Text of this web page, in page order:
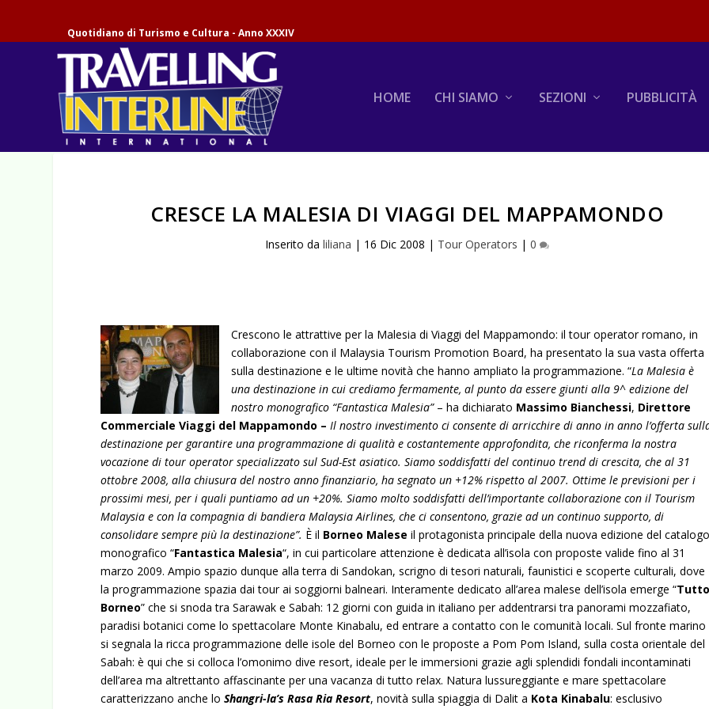
Quotidiano di Turismo e Cultura - Anno XXXIV
HOME CHI SIAMO SEZIONI PUBBLICITÀ
CRESCE LA MALESIA DI VIAGGI DEL MAPPAMONDO
Inserito daliliana | 16 Dic 2008 | Tour Operators |0
Crescono le attrattive per la Malesia di Viaggi del Mappamondo: il tour operator romano, in
collaborazione con il Malaysia Tourism Promotion Board, ha presentato la sua vasta offerta
sulla destinazione e le ultime novità che hanno ampliato la programmazione. “La Malesia è
una destinazione in cui crediamo fermamente, al punto da essere giunti alla 9^ edizione del
nostro monografico “Fantastica Malesia”– ha dichiarato Massimo Bianchessi, Direttore
Commerciale Viaggi del Mappamondo – Il nostro investimento ci consente di arricchire di anno in anno l’offerta
destinazione per garantire una programmazione di qualità e costantemente approfondita, che riconferma la nostra
vocazione di tour operator specializzato sul Sud-Est asiatico. Siamo soddisfatti del continuo trend di crescita, che al 31
ottobre 2008, alla chiusura del nostro anno finanziario, ha segnato un +12% rispetto al 2007. Ottime le previsioni per i
prossimi mesi, per i quali puntiamo ad un +20%. Siamo molto soddisfatti dell’importante collaborazione con il Tourism
Malaysia e con la compagnia di bandiera Malaysia Airlines, che ci consentono, grazie ad un continuo supporto, di
consolidare sempre più la destinazione”. È il Borneo Malese il protagonista principale della nuova edizione del catalogo
monografico “Fantastica Malesia“, in cui particolare attenzione è dedicata all’isola con proposte valide fino al 31
marzo 2009. Ampio spazio dunque alla terra di Sandokan, scrigno di tesori naturali, faunistici e scoperte culturali, dove
la programmazione spazia dai tour ai soggiorni balneari. Interamente dedicato all’area malese dell’isola emerge “Tutto
Borneo” che si snoda tra Sarawak e Sabah: 12 giorni con guida in italiano per addentrarsi tra panorami mozzafiato,
paradisi botanici come lo spettacolare Monte Kinabalu, ed entrare a contatto con le comunità locali. Sul fronte marino
si segnala la ricca programmazione delle isole del Borneo con le proposte a Pom Pom Island, sulla costa orientale del
Sabah: è qui che si colloca l’omonimo dive resort, ideale per le immersioni grazie agli splendidi fondali incontaminati
dell’area ma altrettanto affascinante per una vacanza di tutto relax. Natura lussureggiante e mare spettacolare
caratterizzano anche loShangri-la’s Rasa Ria Resort, novità sulla spiaggia di Dalit a Kota Kinabalu: esclusivo